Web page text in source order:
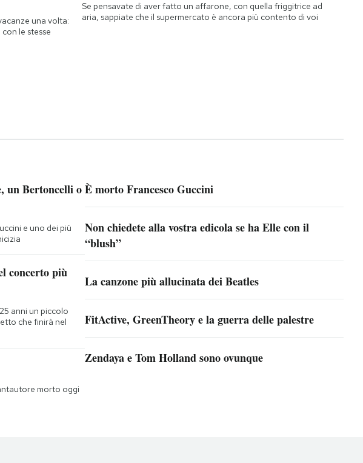
una volta:
le stesse
Se pensavate di aver fatto un affarone, con quella friggitrice ad
aria, sappiate che il supermercato è ancora più contento di voi
un Bertoncelli o
e uno dei più
concerto più
anni un piccolo
che finirà nel
morto oggi
È morto Francesco Guccini
Non chiedete alla vostra edicola se ha Elle con il
“blush”
La canzone più allucinata dei Beatles
FitActive, GreenTheory e la guerra delle palestre
Zendaya e Tom Holland sono ovunque